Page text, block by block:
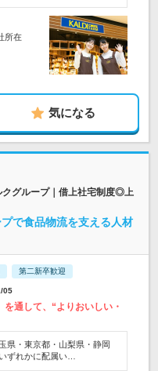
所在
気になる
クグループ｜借上社宅制度◎上
で食品物流を支える人材
第二新卒歓迎
05
通して、“よりおいしい・
県・東京都・山梨県・静岡
ずれかに配属い…